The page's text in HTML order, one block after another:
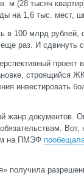
м (28 тысяч
на 1,6 тыс. мест,
в 100 млрд рублей,
еще раз. И сдвинуть
проект
строящийся
инвестировать
документов.
Вот,
на ПМЭФ
получила